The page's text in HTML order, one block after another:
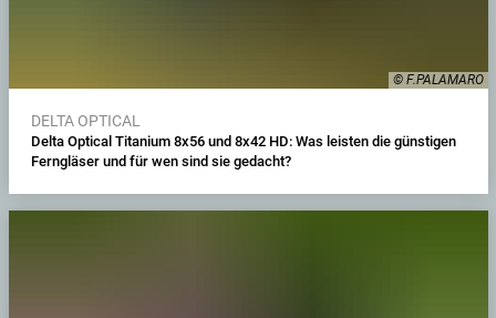
© F.PALAMARO
DELTA OPTICAL
Delta Optical Titanium 8x56 und 8x42 HD: Was leisten die günstigen
Ferngläser und für wen sind sie gedacht?